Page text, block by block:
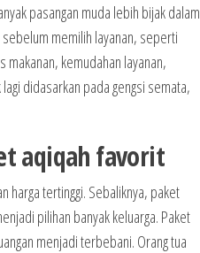
pasangan muda lebih bijak dalam
memilih layanan, seperti
kemudahan layanan,
didasarkan pada gengsi semata,
aqiqah favorit
harga tertinggi. Sebaliknya, paket
pilihan banyak keluarga. Paket
menjadi terbebani. Orang tua